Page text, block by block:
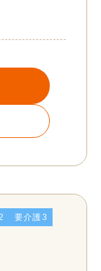
要介護3